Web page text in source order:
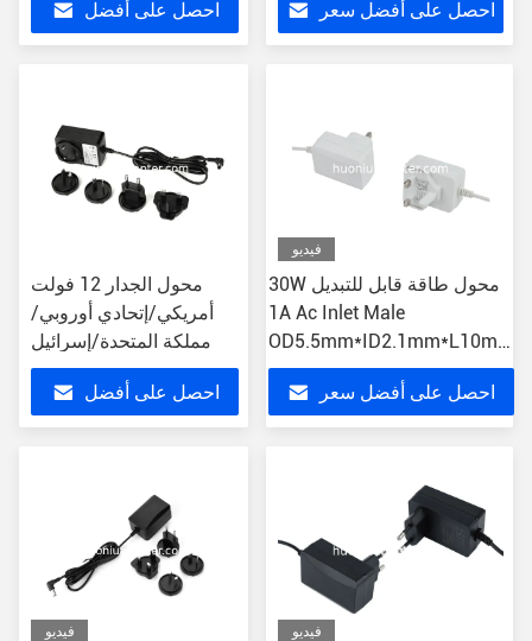
احصل على أفضل احصل على أفضل سعر
محول الجدار 12 فولت
أمريكي/إتحادي أوروبي/
مملكة المتحدة/إسرائيل
احصل على أفضل
فيديو
30W محول طاقة قابل للتبديل
1A Ac Inlet Male
OD5.5mm*ID2.1mm*L10mm
DC Connector
احصل على أفضل سعر
فيديو فيديو